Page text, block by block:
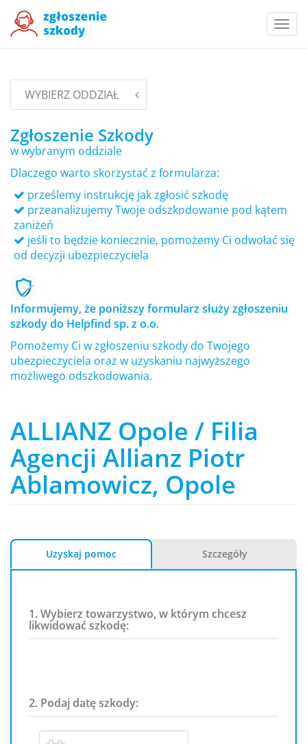
WYBIERZ ODDZIAŁ
Zgłoszenie Szkody
w wybranym oddziale
Dlaczego warto skorzystać z formularza:
prześlemy instrukcję jak zgłosić szkodę
przeanalizujemy Twoje odszkodowanie pod kątem
zaniżeń
jeśli to będzie koniecznie, pomożemy Ci odwołać się
od decyzji ubezpieczyciela
Informujemy, że poniższy formularz służy zgłoszeniu
szkody do Helpfind sp. z o.o.
Pomożemy Ci w zgłoszeniu szkody do Twojego
ubezpieczyciela oraz w uzyskaniu najwyższego
możliwego odszkodowania.
ALLIANZ Opole / Filia
Agencji Allianz Piotr
Ablamowicz, Opole
Uzyskaj pomoc Szczegóły
1. Wybierz towarzystwo, w którym chcesz
likwidować szkodę:
2. Podaj datę szkody: